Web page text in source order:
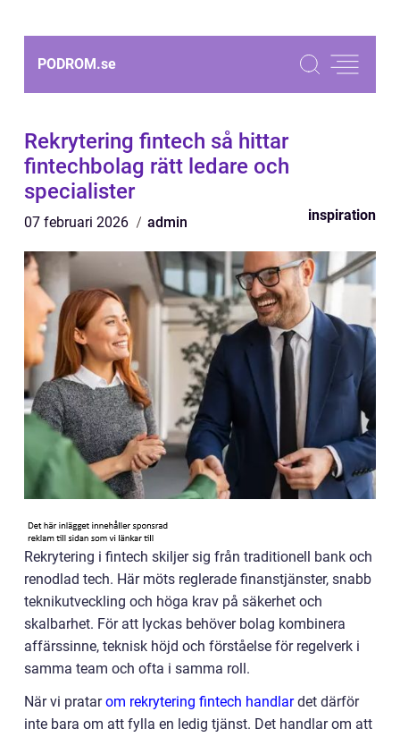
PODROM.se
Rekrytering fintech så hittar
fintechbolag rätt ledare och
specialister
07 februari 2026 admin inspiration
Rekrytering i fintech skiljer sig från traditionell bank och
renodlad tech. Här möts reglerade finanstjänster, snabb
teknikutveckling och höga krav på säkerhet och
skalbarhet. För att lyckas behöver bolag kombinera
affärssinne, teknisk höjd och förståelse för regelverk i
samma team och ofta i samma roll.
När vi pratarom rekrytering fintech handlardet därför
inte bara om att fylla en ledig tjänst. Det handlar om att